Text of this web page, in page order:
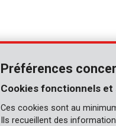
Préférences
Cookies fonctionnels
Ces cookies sont au
Ils recueillent des